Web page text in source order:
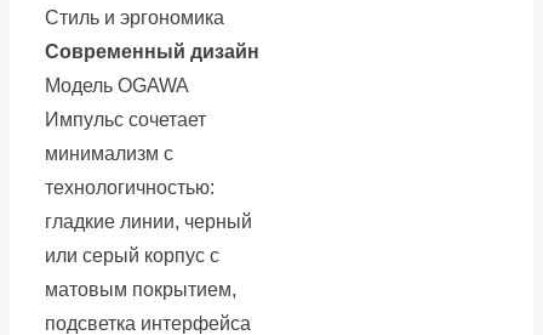
Стиль и эргономика
Современный дизайн
Модель OGAWA
Импульс сочетает
минимализм с
технологичностью:
гладкие линии, черный
или серый корпус с
матовым покрытием,
подсветка интерфейса